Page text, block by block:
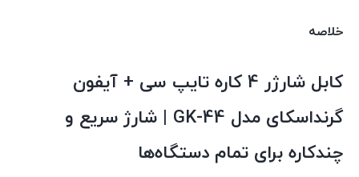
خلاصه
کابل شارژر 4 کاره تایپ سی + آیفون
گرنداسکای مدل GK-44 | شارژ سریع و
چندکاره برای تمام دستگاه‌ها